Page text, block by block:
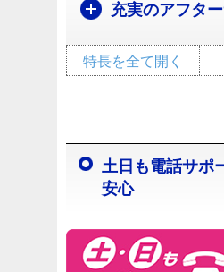
充実のアフタ
特長を全て開く
土日も電話サポ
安心